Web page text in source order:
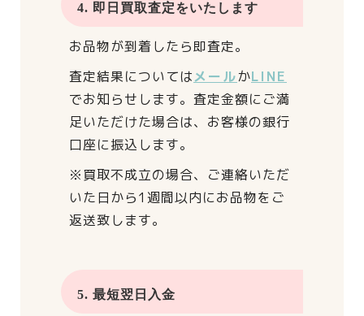
4. 即日買取査定をいたします
お品物が到着したら即査定。
査定結果についてはメールかLINE
でお知らせします。 査定金額にご満
足いただけた場合は、 お客様の銀行
口座に振込します。
※買取不成立の場合、 ご連絡いただ
いた日から1週間以内にお品物をご
返送致します。
5. 最短翌日入金